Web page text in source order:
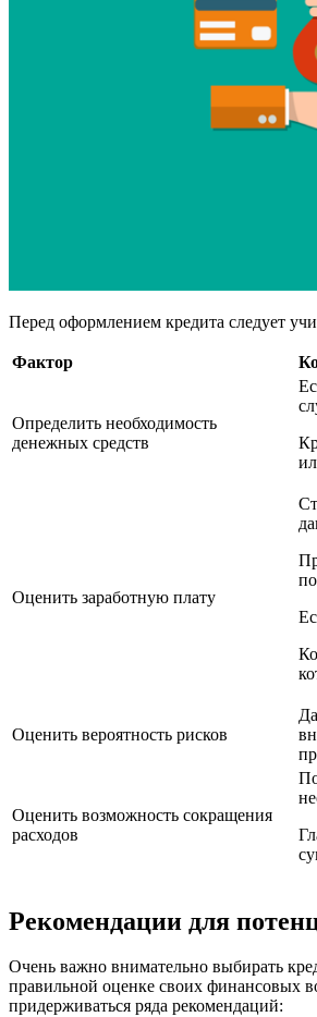
Перед оформлением кредита следует
Фактор
Определить необходимость
денежных средств
Оценить заработную плату
Оценить вероятность рисков
Оценить возможность сокращения
расходов
Рекомендации для
Очень важно внимательно выбирать
правильной оценке своих финансовых
придерживаться ряда рекомендаций: